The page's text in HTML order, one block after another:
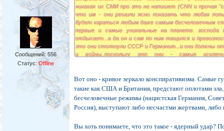
Сообщений:556
Статус:Offline
никакая их СМИ про это не напишет (CNN и прочая
что им - они решили ясно показать что любая
будет караться любым даже самым бесчеловечным
первые и самые уникальные на планете. господа
отдыхает...а да он и сам по ним тащился и
это они столкнули СССР и Германию...и они должны
и войны..поскольку это они - самые
Вот оно - кривое зеркало конспиративизма. Самые
такие как США и Британия, предстают оплотами зла,
бесчеловечные режимы (нацистская Германия,
Россия), выступают либо несчастми жертвами,
Вы хоть понимаете, что это такое - ядерный удар?